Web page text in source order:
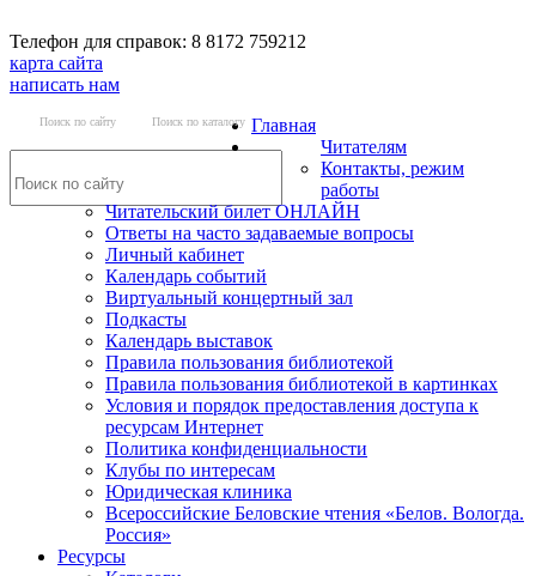
Телефон для справок: 8 8172 759212
карта сайта
написать нам
Поиск по сайту Поиск по каталогу Главная
Читателям
Контакты, режим
работы
Читательский билет ОНЛАЙН
Ответы на часто задаваемые вопросы
Личный кабинет
Календарь событий
Виртуальный концертный зал
Подкасты
Календарь выставок
Правила пользования библиотекой
Правила пользования библиотекой в картинках
Условия и порядок предоставления доступа к
ресурсам Интернет
Политика конфиденциальности
Клубы по интересам
Юридическая клиника
Всероссийские Беловские чтения «Белов. Вологда.
Россия»
Ресурсы